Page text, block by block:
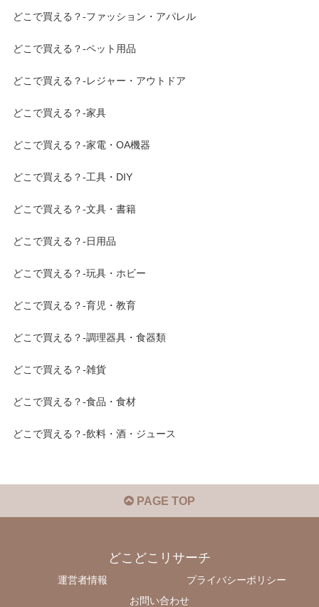
どこで買える？-ファッション・アパレル
どこで買える？-ペット用品
どこで買える？-レジャー・アウトドア
どこで買える？-家具
どこで買える？-家電・OA機器
どこで買える？-工具・DIY
どこで買える？-文具・書籍
どこで買える？-日用品
どこで買える？-玩具・ホビー
どこで買える？-育児・教育
どこで買える？-調理器具・食器類
どこで買える？-雑貨
どこで買える？-食品・食材
どこで買える？-飲料・酒・ジュース
PAGE TOP
どこどこリサーチ
運営者情報
プライバシーポリシー
お問い合わせ